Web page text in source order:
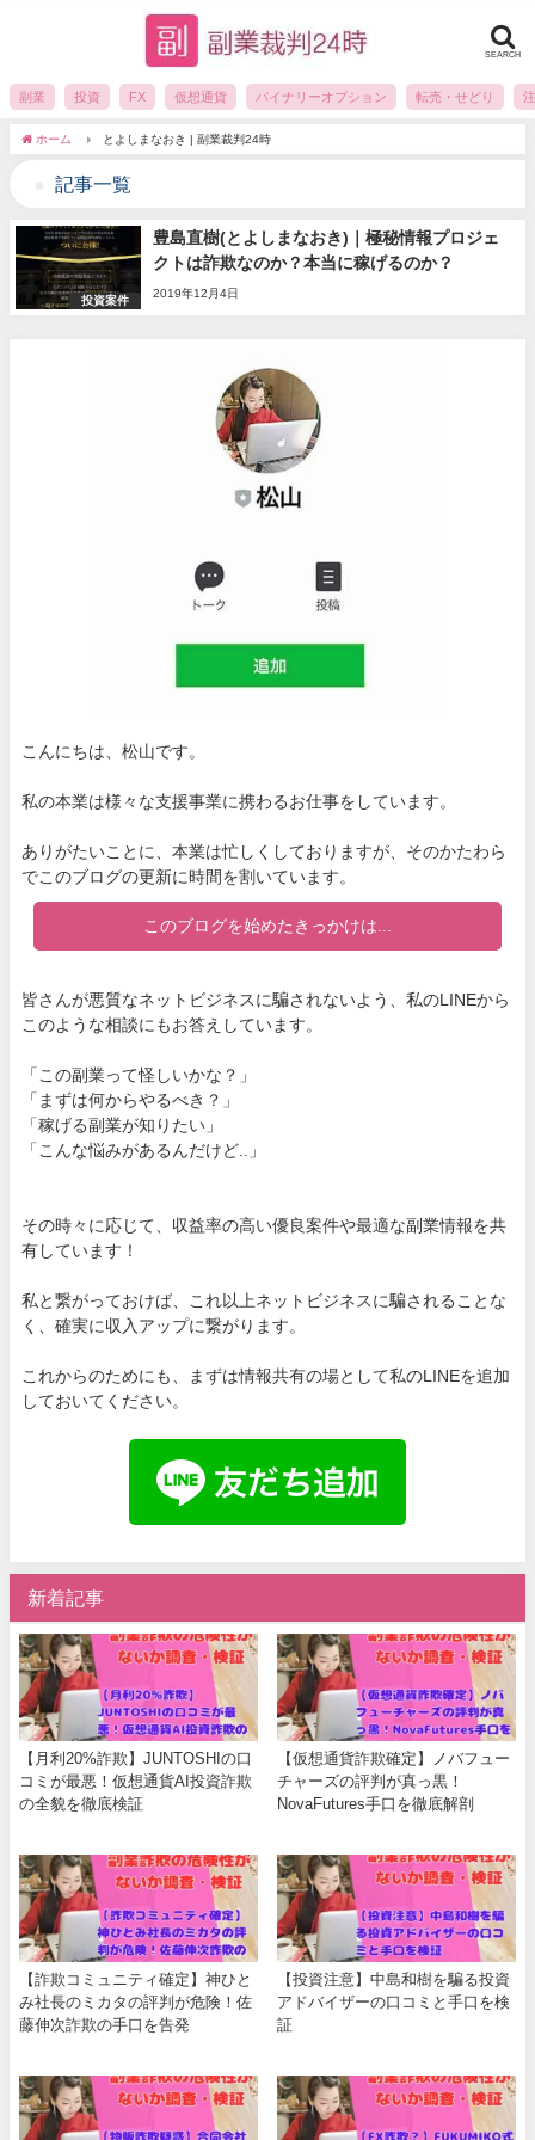
SEARCH
副業 投資 FX 仮想通貨 バイナリーオプション 転売・せどり
ホーム とよしまなおき | 副業裁判24時
記事一覧
投資案件
豊島直樹(とよしまなおき)｜極秘情報プロジェ
クトは詐欺なのか？本当に稼げるのか？
2019年12月4日
こんにちは、松山です。
私の本業は様々な支援事業に携わるお仕事をしています。
ありがたいことに、本業は忙しくしておりますが、そのかたわら
でこのブログの更新に時間を割いています。
このブログを始めたきっかけは...
皆さんが悪質なネットビジネスに騙されないよう、私のLINEから
このような相談にもお答えしています。
「この副業って怪しいかな？」
「まずは何からやるべき？」
「稼げる副業が知りたい」
「こんな悩みがあるんだけど..」
その時々に応じて、収益率の高い優良案件や最適な副業情報を共
有しています！
私と繋がっておけば、これ以上ネットビジネスに騙されることな
く、確実に収入アップに繋がります。
これからのためにも、まずは情報共有の場として私のLINEを追加
しておいてください。
新着記事
【月利20%詐欺】JUNTOSHIの口
コミが最悪！仮想通貨AI投資詐欺
の全貌を徹底検証
【仮想通貨詐欺確定】ノバフュー
チャーズの評判が真っ黒！
NovaFutures手口を徹底解剖
【詐欺コミュニティ確定】神ひと
み社長のミカタの評判が危険！佐
藤伸次詐欺の手口を告発
【投資注意】中島和樹を騙る投資
アドバイザーの口コミと手口を検
証